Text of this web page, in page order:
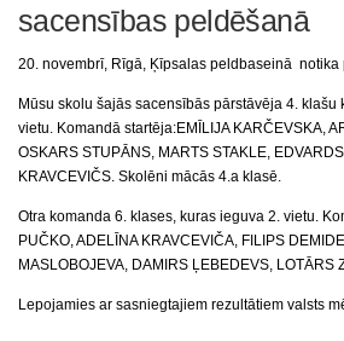
KONTAKTI TOPOŠIE
SKOLAS PADOME MŪSU
ĒDIENKARTES
sacensības peldēšanā
20. novembrī, Rīgā, Ķīpsalas peldbaseinā notika
Mūsu skolu šajās sacensībās pārstāvēja 4. klašu
vietu. Komandā startēja:EMĪLIJA KARČEVSKA,
OSKARS STUPĀNS, MARTS STAKLE,
KRAVCEVIČS. Skolēni mācās 4.a klasē.
Otra komanda 6. klases, kuras ieguva 2. vietu.
PUČKO, ADELĪNA KRAVCEVIČA, FILIPS
MASLOBOJEVA, DAMIRS ĻEBEDEVS, LOTĀRS
Lepojamies ar sasniegtajiem rezultātiem valsts